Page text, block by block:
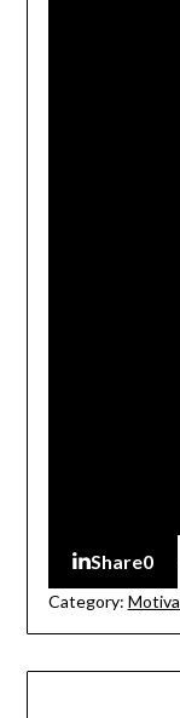
Share0
Category: